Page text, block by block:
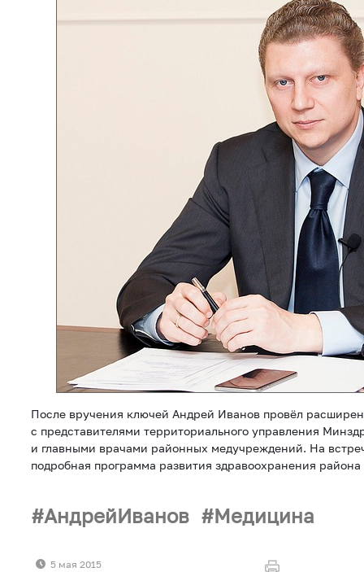
После вручения ключей Андрей Иванов провёл
с представителями территориального управления
и главными врачами районных медучреждений. На
подробная программа развития здравоохранения
АндрейИванов Медицина
5 мая 2015